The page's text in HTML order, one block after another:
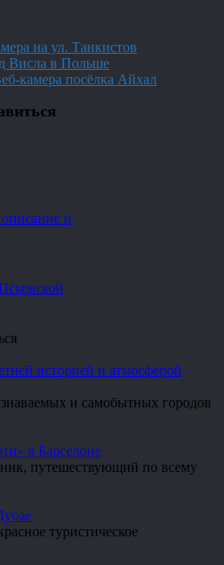
на ул. Танкистов
Висла в Польше
камера посёлка Айхал
и
историей и атмосферой
и самобытных городов
в Барселоне
путешествующий по всему
туристическое